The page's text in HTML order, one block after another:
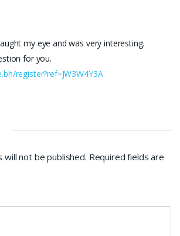
my eye and was very interesting.
for you.
register?ref=JW3W4Y3A
will not be published. Required fields are